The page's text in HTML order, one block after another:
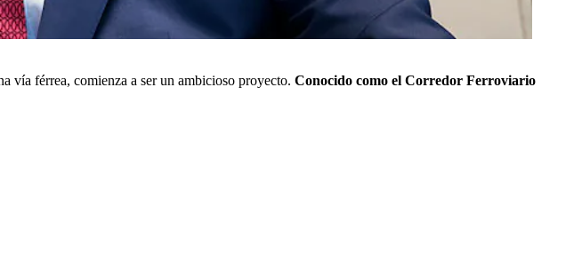
vía férrea, comienza a ser un ambicioso proyecto. Conocido como el Corredor Ferroviario